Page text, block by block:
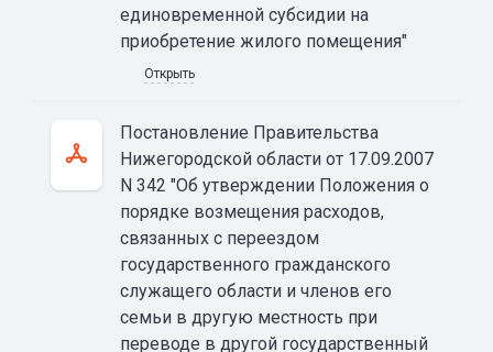
единовременной субсидии на
приобретение жилого помещения"
Открыть
Постановление Правительства
Нижегородской области от 17.09.2007
N 342 "Об утверждении Положения о
порядке возмещения расходов,
связанных с переездом
государственного гражданского
служащего области и членов его
семьи в другую местность при
переводе в другой государственный